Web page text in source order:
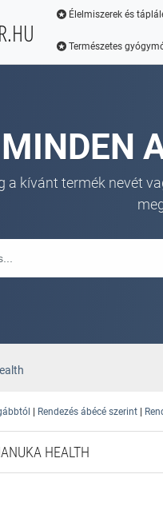
Élelmiszerek és
Természetes
MINDEN
a kívánt termék nevét
| Rendezés ábécé szerint |
HEALTH